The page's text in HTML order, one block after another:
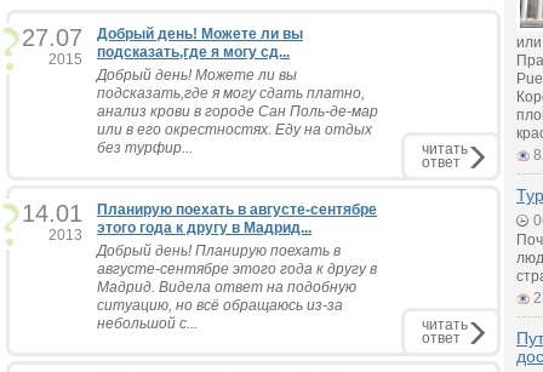
27.07
2015
Добрый день! Можете ли вы
подсказать,где я могу сд...
Добрый день! Можете ли вы
подсказать,где я могу сдать платно,
анализ крови в городе Сан Поль-де-мар
или в его окрестностях. Еду на отдых
без турфир...
читать
ответ
14.01
2013
Планирую поехать в августе-сентябре
этого года к другу в Мадрид...
Добрый день! Планирую поехать в
августе-сентябре этого года к другу в
Мадрид. Видела ответ на подобную
ситуацию, но всё обращаюсь из-за
небольшой с...
читать
ответ